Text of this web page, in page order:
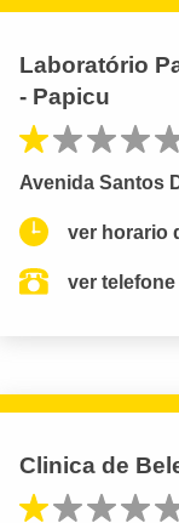
Laboratório
- Papicu
Avenida Santos
ver horario
ver telefone
Clinica de